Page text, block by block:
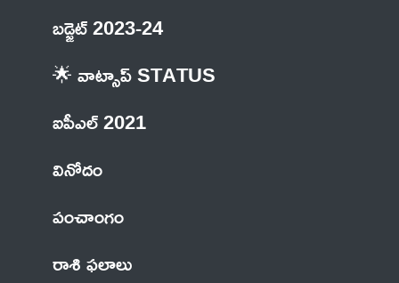
బడ్జెట్ 2023-24
🌟 వాట్సాప్ STATUS
ఐపీఎల్ 2021
వినోదం
పంచాంగం
రాశి ఫలాలు